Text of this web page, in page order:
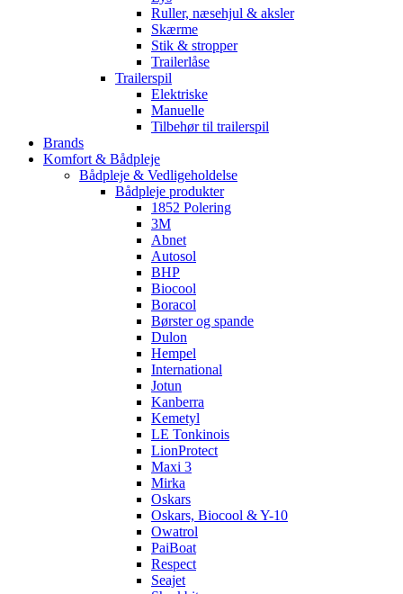
Ruller, næsehjul & aksler
Skærme
Stik & stropper
Trailerlåse
Trailerspil
Elektriske
Manuelle
Tilbehør til trailerspil
Brands
Komfort & Bådpleje
Bådpleje & Vedligeholdelse
Bådpleje produkter
1852 Polering
3M
Abnet
Autosol
BHP
Biocool
Boracol
Børster og spande
Dulon
Hempel
International
Jotun
Kanberra
Kemetyl
LE Tonkinois
LionProtect
Maxi 3
Mirka
Oskars
Oskars, Biocool & Y-10
Owatrol
PaiBoat
Respect
Seajet